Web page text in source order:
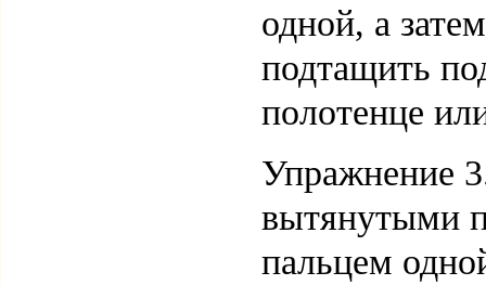
одной, а
подтащить
полотенце
Упражнение
вытянутыми
пальцем